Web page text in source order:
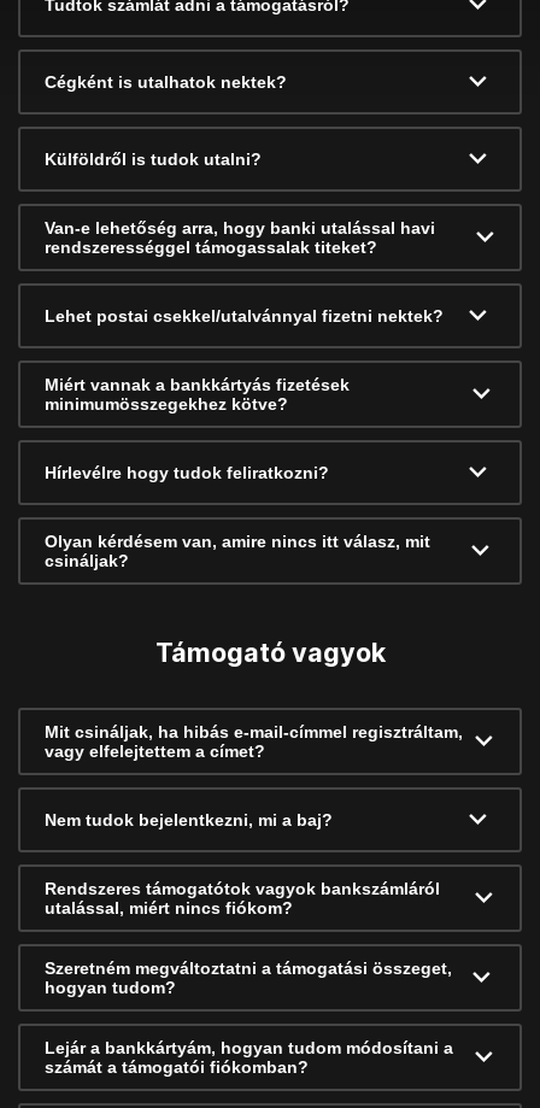
Tudtok számlát adni a támogatásról?
Cégként is utalhatok nektek?
Külföldről is tudok utalni?
Van-e lehetőség arra, hogy banki utalással havi
rendszerességgel támogassalak titeket?
Lehet postai csekkel/utalvánnyal fizetni nektek?
Miért vannak a bankkártyás fizetések
minimumösszegekhez kötve?
Hírlevélre hogy tudok feliratkozni?
Olyan kérdésem van, amire nincs itt válasz, mit
csináljak?
Támogató vagyok
Mit csináljak, ha hibás e-mail-címmel regisztráltam,
vagy elfelejtettem a címet?
Nem tudok bejelentkezni, mi a baj?
Rendszeres támogatótok vagyok bankszámláról
utalással, miért nincs fiókom?
Szeretném megváltoztatni a támogatási összeget,
hogyan tudom?
Lejár a bankkártyám, hogyan tudom módosítani a
számát a támogatói fiókomban?